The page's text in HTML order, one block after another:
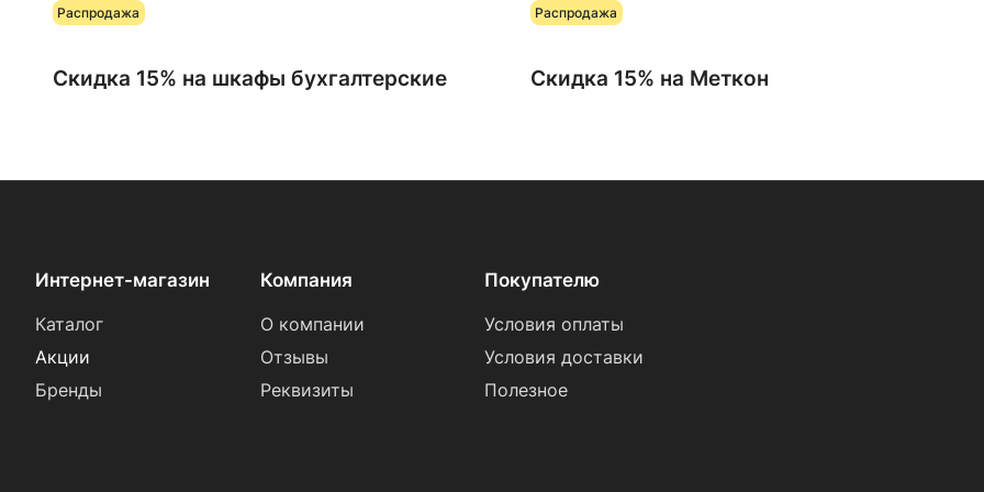
Распродажа
Скидка 15% на шкафы бухгалтерские
Распродажа
Скидка 15% на Меткон
Интернет-магазин
Каталог
Акции
Бренды
Компания
О компании
Отзывы
Реквизиты
Покупателю
Условия оплаты
Условия доставки
Полезное